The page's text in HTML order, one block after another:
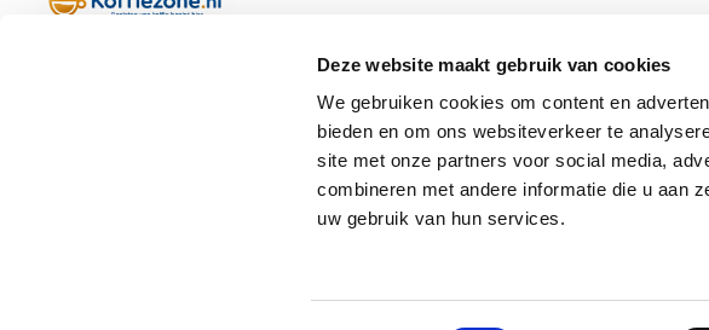
Deze website maakt gebruik van cookies
We gebruiken cookies om content en
bieden en om ons websiteverkeer te
site met onze partners voor social media,
combineren met andere informatie die u aan
uw gebruik van hun services.
Op werkdagen telefonisch bereikbaar
Volg ons